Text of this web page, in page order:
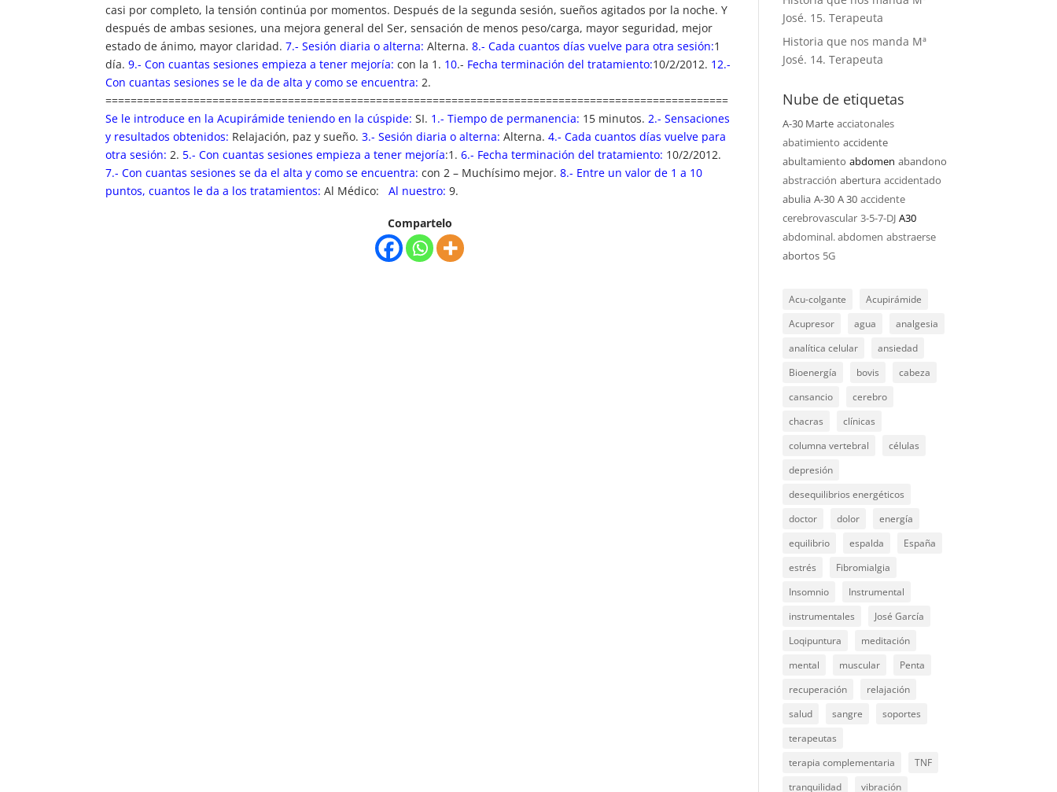
casi por completo, la tensión continúa por momentos. Después de la segunda sesión, sueños agitados por la noche. Y
después de ambas sesiones, una mejora general del Ser, sensación de menos peso/carga, mayor seguridad, mejor
estado de ánimo, mayor claridad.7.- Sesión diaria o alterna: Alterna.8.- Cada cuantos días vuelve para otra sesión:1
día.9.- Con cuantas sesiones empieza a tener mejoría: con la 1. 10.- Fecha terminación del tratamiento:10/2/2012. 12.-
Con cuantas sesiones se le da de alta y como se encuentra: 2.
===================================================================================================
Se le introduce en la Acupirámide teniendo en la cúspide: SI. 1.- Tiempo de permanencia: 15 minutos.2.- Sensaciones
y resultados obtenidos: Relajación, paz y sueño.3.- Sesión diaria o alterna: Alterna.4.- Cada cuantos días vuelve para
otra sesión: 2. 5.- Con cuantas sesiones empieza a tener mejoría:1.6.- Fecha terminación del tratamiento: 10/2/2012.
7.- Con cuantas sesiones se da el alta y como se encuentra: con 2 – Muchísimo mejor.8.- Entre un valor de 1 a 10
puntos, cuantos le da a los tratamientos: Al Médico:Al nuestro: 9.
Compartelo
José. 15. Terapeuta
Historia que nos manda Mª
José. 14. Terapeuta
Nube de etiquetas
A-30 Marte acciatonales
abatimiento accidente
abultamiento abdomen abandono
abstracción abertura accidentado
abulia A-30 A 30 accidente
cerebrovascular 3-5-7-DJ A30
abdominal. abdomen abstraerse
abortos 5G
Acu-colgante
Acupirámide
Acupresor
agua
analgesia
analítica celular
ansiedad
Bioenergía
bovis
cabeza
cansancio
cerebro
chacras
clínicas
columna vertebral
células
depresión
desequilibrios energéticos
doctor
dolor
energía
equilibrio
espalda
España
estrés
Fibromialgia
Insomnio
Instrumental
instrumentales
José García
Loqipuntura
meditación
mental
muscular
Penta
recuperación
relajación
salud
sangre
soportes
terapeutas
terapia complementaria
TNF
tranquilidad
vibración